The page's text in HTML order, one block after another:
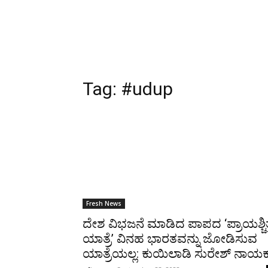
Tag: #udup
Fresh News
ದೇಶ ವಿಭಜನೆ ಮಾಡಿದ ಪಾಪದ
ಯಾತ್ರೆ’ ವಿನಹ ಭಾರತವನ್ನು ಜೋಡಿಸುವ
ಯಾತ್ರೆಯಲ್ಲ: ಕುಯಿಲಾಡಿ ಸುರೇಶ್